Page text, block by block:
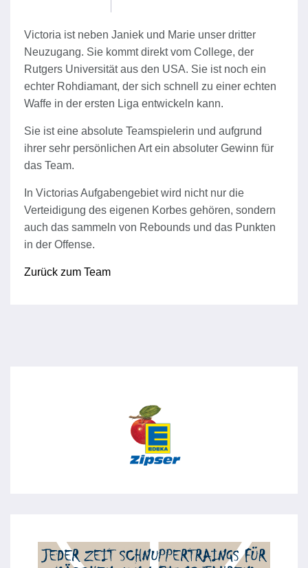
Victoria ist neben Janiek und Marie unser dritter
Neuzugang. Sie kommt direkt vom College, der
Rutgers Universität aus den USA. Sie ist noch ein
echter Rohdiamant, der sich schnell zu einer echten
Waffe in der ersten Liga entwickeln kann.
Sie ist eine absolute Teamspielerin und aufgrund
ihrer sehr persönlichen Art ein absoluter Gewinn für
das Team.
In Victorias Aufgabengebiet wird nicht nur die
Verteidigung des eigenen Korbes gehören, sondern
auch das sammeln von Rebounds und das Punkten
in der Offense.
Zurück zum Team